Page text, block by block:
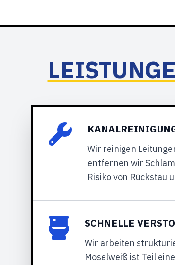
Wir reinigen
entfernen wir
Risiko von Rückstau
SCHNELLE
Wir arbeiten
Moselweiß ist Teil